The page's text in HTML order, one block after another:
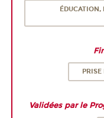
Validées par le